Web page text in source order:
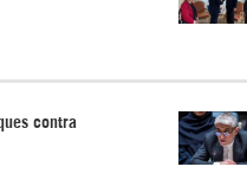
contra